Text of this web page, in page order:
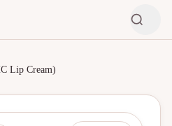
Lip Cream)